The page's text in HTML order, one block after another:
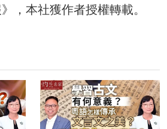
，本社獲作者授權轉載。